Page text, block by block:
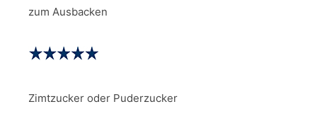
zum Ausbacken
Zimtzucker oder Puderzucker